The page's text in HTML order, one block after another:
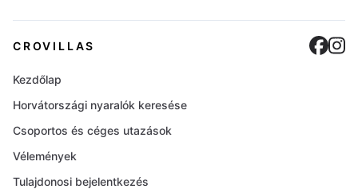
CROVILLAS
Kezdőlap
Horvátországi nyaralók keresése
Csoportos és céges utazások
Vélemények
Tulajdonosi bejelentkezés